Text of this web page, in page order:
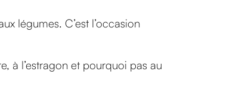
légumes. C’est l’occasion
à l’estragon et pourquoi pas au